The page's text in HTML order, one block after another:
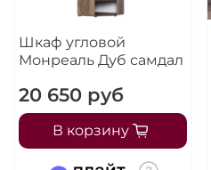
Шкаф угловой
Монреаль Дуб самдал
20 650 руб
В корзину